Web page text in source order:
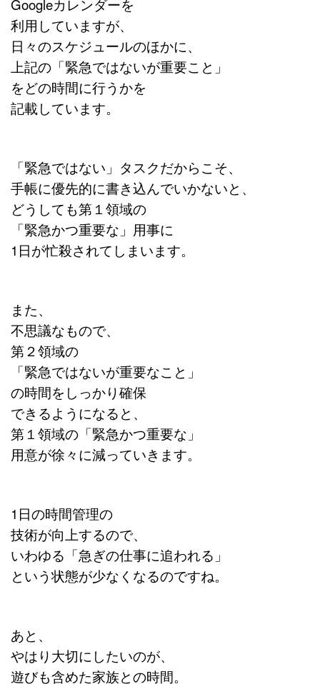
Googleカレンダーを
利用していますが、
日々のスケジュールのほかに、
上記の「緊急ではないが重要こと」
をどの時間に行うかを
記載しています。
「緊急ではない」タスクだからこそ、
手帳に優先的に書き込んでいかないと、
どうしても第１領域の
「緊急かつ重要な」用事に
1日が忙殺されてしまいます。
また、
不思議なもので、
第２領域の
「緊急ではないが重要なこと」
の時間をしっかり確保
できるようになると、
第１領域の「緊急かつ重要な」
用意が徐々に減っていきます。
1日の時間管理の
技術が向上するので、
いわゆる「急ぎの仕事に追われる」
という状態が少なくなるのですね。
あと、
やはり大切にしたいのが、
遊びも含めた家族との時間。